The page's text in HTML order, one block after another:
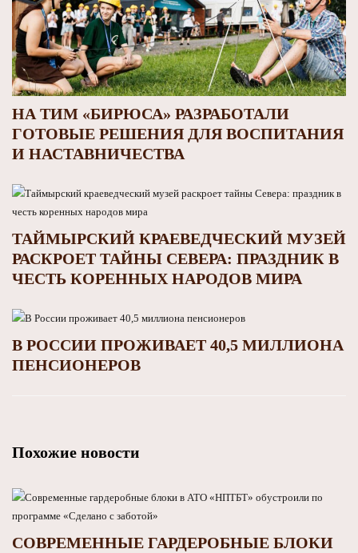
НА ТИМ «БИРЮСА» РАЗРАБОТАЛИ
ГОТОВЫЕ РЕШЕНИЯ ДЛЯ ВОСПИТАНИЯ
И НАСТАВНИЧЕСТВА
ТАЙМЫРСКИЙ КРАЕВЕДЧЕСКИЙ МУЗЕЙ
РАСКРОЕТ ТАЙНЫ СЕВЕРА: ПРАЗДНИК В
ЧЕСТЬ КОРЕННЫХ НАРОДОВ МИРА
В РОССИИ ПРОЖИВАЕТ 40,5 МИЛЛИОНА
ПЕНСИОНЕРОВ
Похожие новости
СОВРЕМЕННЫЕ ГАРДЕРОБНЫЕ БЛОКИ